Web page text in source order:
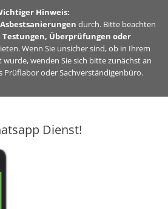
Hinweis:
Asbestsanierungen durch. Bitte beachten
Testungen, Überprüfungen oder
Wenn Sie unsicher sind, ob in Ihrem
wenden Sie sich bitte zunächst an
Prüflabor oder Sachverständigenbüro.
Dienst!